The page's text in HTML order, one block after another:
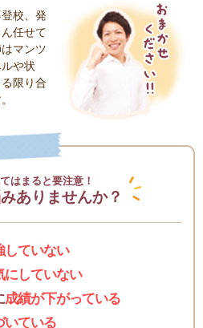
校、発
任せて
マンツ
や状
限り合
はまると要注意！
ありませんか？
していない
にしていない
成績が下がっている
いている